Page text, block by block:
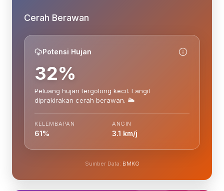
Cerah Berawan
Potensi Hujan
32%
Peluang hujan tergolong kecil. Langit
diprakirakan cerah berawan. 🌥️
KELEMBAPAN
61%
ANGIN
3.1 km/j
Sumber Data: BMKG